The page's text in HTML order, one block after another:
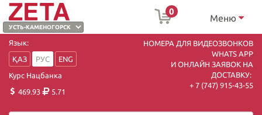
0
Меню
Язык:
ҚАЗ
РУС
ENG
Курс Нацбанка
469.93
5.71
НОМЕРА ДЛЯ ВИДЕОЗВОНКОВ
WHATS APP
И ОНЛАЙН ЗАЯВОК НА
ДОСТАВКУ:
+ 7 (747) 915-43-55